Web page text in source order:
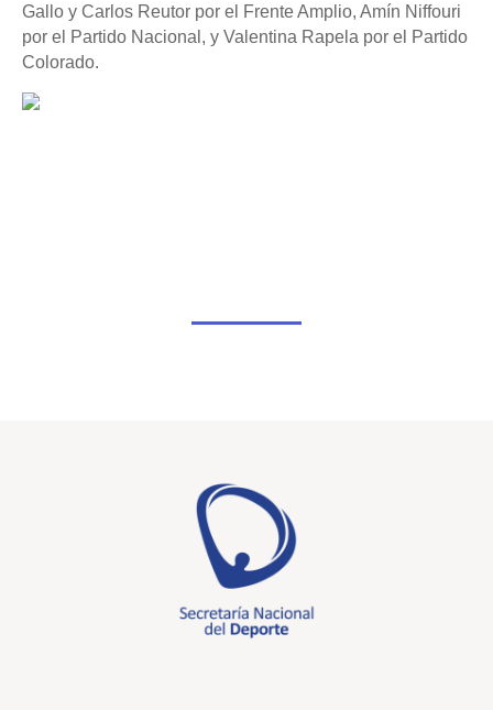
Gallo y Carlos Reutor por el Frente Amplio, Amín Niffouri
por el Partido Nacional, y Valentina Rapela por el Partido
Colorado.